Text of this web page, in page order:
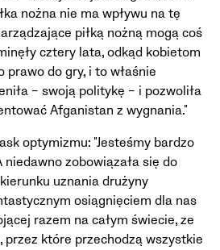
nożna nie ma wpływu na tę
piłką nożną mogą coś
cztery lata, odkąd kobietom
do gry, i to właśnie
– swoją politykę – i pozwoliła
Afganistan z wygnania."
optymizmu: "Jesteśmy bardzo
niedawno zobowiązała się do
uznania drużyny
osiągnięciem dla nas
razem na całym świecie, ze
które przechodzą wszystkie